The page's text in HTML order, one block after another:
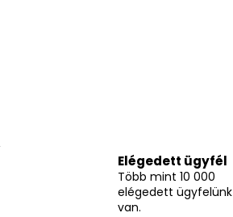
Elégedett ügyfél
Több mint 10 000
elégedett ügyfelünk
van.